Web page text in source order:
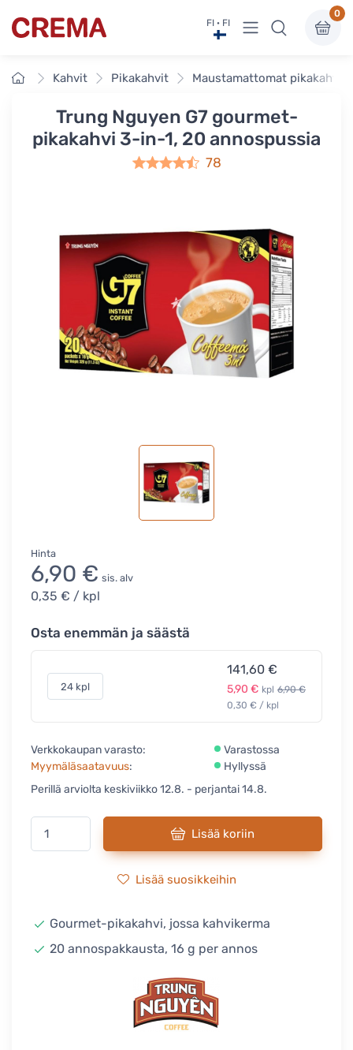
Crema FI · FI Näytä valikko
0
EtusivuKahvit Pikakahvit Maustamattomat pikakahvit
Trung Nguyen G7 gourmet-
pikakahvi 3-in-1, 20 annospussia
78
Hinta
6,90 € sis. alv
0,35 € / kpl
Osta enemmän ja säästä
24 kpl
141,60 €
5,90 € kpl 6,90 €
0,30 € / kpl
Verkkokaupan varasto:
Varastossa
Myymäläsaatavuus:
Hyllyssä
Perillä arviolta keskiviikko 12.8. - perjantai 14.8.
Lisää koriin
Lisää suosikkeihin
Gourmet-pikakahvi, jossa kahvikerma
20 annospakkausta, 16 g per annos